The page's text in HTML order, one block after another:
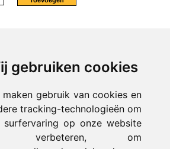
gebruiken cookies
maken gebruik van cookies en
tracking-technologieën om
surfervaring op onze website
verbeteren, om
of allergieën beginnen
in een poging de schadelijke
de bovenste luchtwegen te verwijderen.
kan je neus verstopt raken. Met Rhinisa
kan je Verpakt per 10 stuks
BTW